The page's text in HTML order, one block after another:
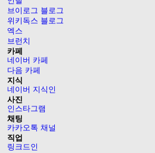
브이로그 블로그
위키독스 블로그
엑스
브런치
카페
네이버 카페
다음 카페
지식
네이버 지식인
사진
인스타그램
채팅
카카오톡 채널
직업
링크드인